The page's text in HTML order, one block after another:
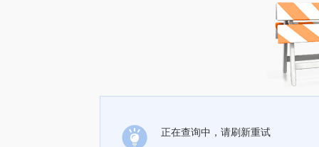
正在查询中，请刷新重试